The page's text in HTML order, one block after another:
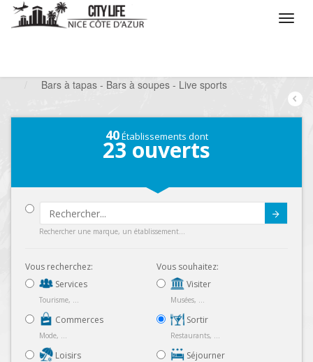
Bars à tapas - Bars à soupes - Live sports
40Établissements dont
23 ouverts
Rechercher une marque, un établissement...
Vous recherchez:
Services
Tourisme, ...
Commerces
Mode, ...
Loisirs
Vous souhaitez:
Visiter
Musées, ...
Sortir
Restaurants, ...
Séjourner